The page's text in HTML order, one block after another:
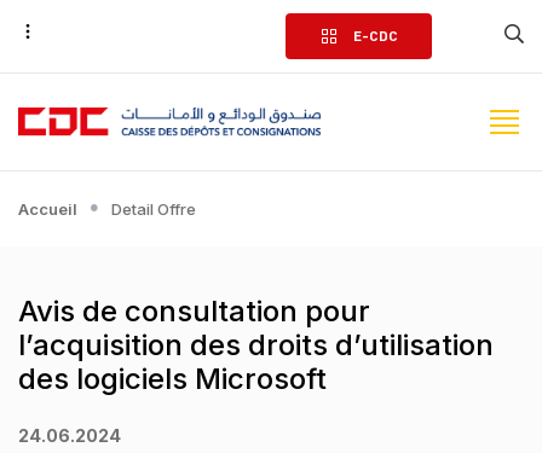
Aller
contenu
principal
E-CDC
Accueil Detail Offre
Avis de consultation pour
l’acquisition des droits d’utilisation
des logiciels Microsoft
24.06.2024